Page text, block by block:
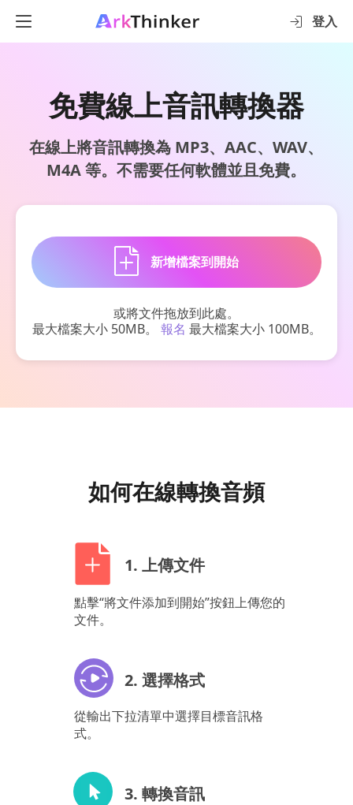
登入
免費線上音訊轉換器
在線上將音訊轉換為 MP3、AAC、WAV、
M4A 等。不需要任何軟體並且免費。
新增檔案到開始
或將文件拖放到此處。
最大檔案大小 50MB。 報名 最大檔案大小 100MB。
如何在線轉換音頻
1. 上傳文件
點擊“將文件添加到開始”按鈕上傳您的
文件。
2. 選擇格式
從輸出下拉清單中選擇目標音訊格
式。
3. 轉換音訊